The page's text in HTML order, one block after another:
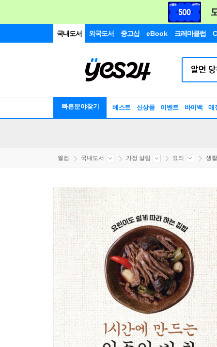
국내도서 외국도서 중고샵 eBook 크레마클럽
빠른분야찾기 베스트 신상품 이벤트 바이백 매
웰컴 국내도서 가정 살림 요리 생